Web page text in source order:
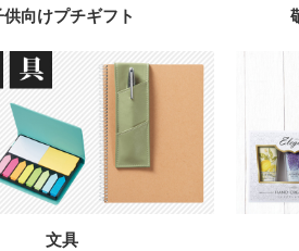
供向けプチギフト
文具